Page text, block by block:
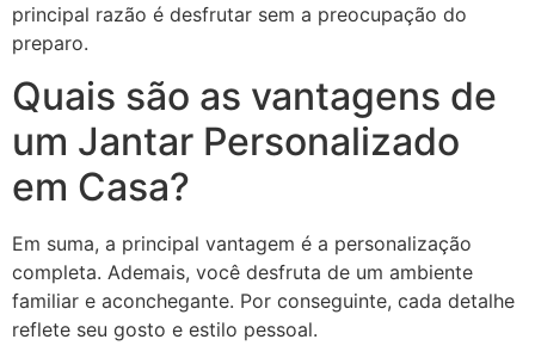
principal razão é desfrutar sem a preocupação do
preparo.
Quais são as vantagens de
um Jantar Personalizado
em Casa?
Em suma, a principal vantagem é a personalização
completa. Ademais, você desfruta de um ambiente
familiar e aconchegante. Por conseguinte, cada detalhe
reflete seu gosto e estilo pessoal.